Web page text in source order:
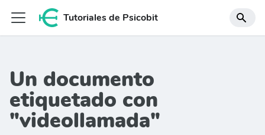
Tutoriales de Psicobit
Un documento
etiquetado con
"videollamada"